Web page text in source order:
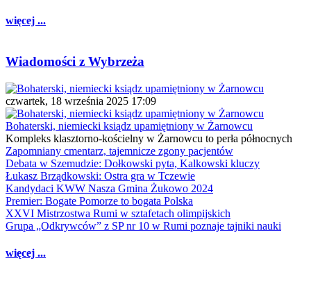
więcej ...
Wiadomości z Wybrzeża
czwartek, 18 września 2025 17:09
Bohaterski, niemiecki ksiądz upamiętniony w Żarnowcu
Kompleks klasztorno-kościelny w Żarnowcu to perła północnych
Zapomniany cmentarz, tajemnicze zgony pacjentów
Debata w Szemudzie: Dołkowski pyta, Kalkowski kluczy
Łukasz Brządkowski: Ostra gra w Tczewie
Kandydaci KWW Nasza Gmina Żukowo 2024
Premier: Bogate Pomorze to bogata Polska
XXVI Mistrzostwa Rumi w sztafetach olimpijskich
Grupa „Odkrywców” z SP nr 10 w Rumi poznaje tajniki nauki
więcej ...